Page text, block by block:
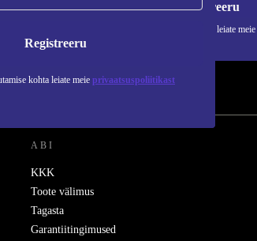
Registreeru
kohta leiate meie privaatsuspoliitikast
Registreeru
Teavet isikuandmete kasutamise kohta leiate meie
ABI
KKK
Toote välimus
Tagasta
Garantiitingimused